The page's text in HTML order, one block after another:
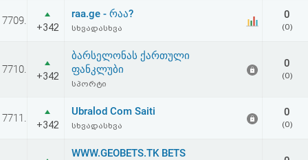
პასუხისმგებლობის
უარყოფა
7709.
+342
raa.ge - რაა?
სხვადასხვა
0
(0)
7710.
+342
ბარსელონას ქართული
ფანკლუბი
სპორტი
0
(0)
7711.
+342
Ubralod Com Saiti
სხვადასხვა
0
(0)
WWW.GEOBETS.TK BETS